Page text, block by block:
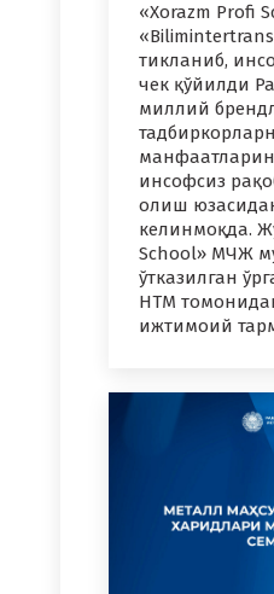
«Xorazm Profi
тикланиб,
чек қўйилди
миллий
инсофсиз
олиш
келинмоқда.
School» МЧЖ
ўтказилган
НТМ
ижтимоий